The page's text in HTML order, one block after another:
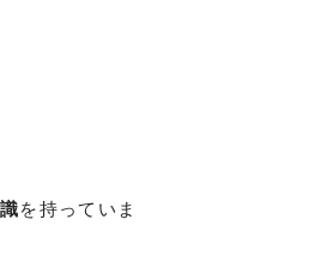
を持っていま